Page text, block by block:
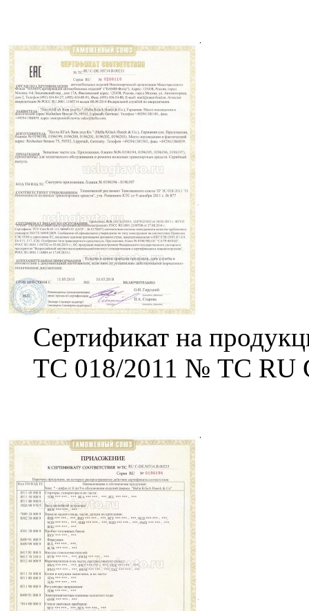
Сертификат на
ТС 018/2011 № ТС RU